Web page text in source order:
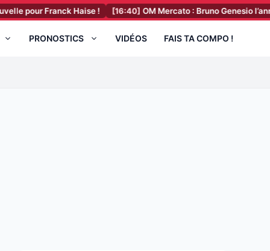
Haise ! [16:40] OM Mercato : Bruno Genesio l’annonce,
PRONOSTICS VIDÉOS FAIS TA COMPO !